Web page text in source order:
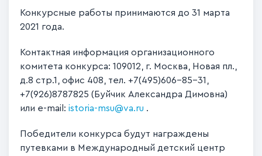
Конкурсные работы принимаются до 31 марта
2021 года.
Контактная информация организационного
комитета конкурса: 109012, г. Москва, Новая пл.,
д.8 стр.1, офис 408, тел. +7(495)606-85-31,
+7(926)8787825 (Буйчик Александра Димовна)
или e-mail:istoria-msu@va.ru .
Победители конкурса будут награждены
путевками в Международный детский центр